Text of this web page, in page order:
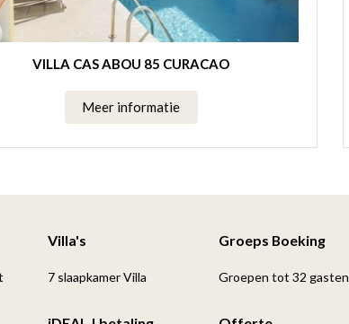
VILLA CAS ABOU 85 CURACAO
Meer informatie
Villa's
7 slaapkamer Villa
Groeps Boeking
Groepen tot 32 gasten